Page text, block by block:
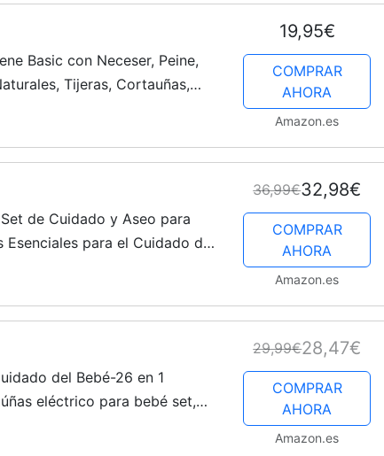
Basic con Neceser, Peine,
Tijeras, Cortauñas,
19,95€
COMPRAR
AHORA
Amazon.es
de Cuidado y Aseo para
Esenciales para el Cuidado del
36,99€32,98€
COMPRAR
AHORA
Amazon.es
del Bebé-26 en 1
eléctrico para bebé set,
29,99€28,47€
COMPRAR
AHORA
Amazon.es